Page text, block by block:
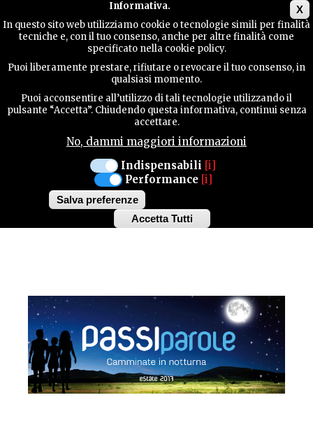
X
Informativa.
In questo sito web utilizziamo cookie o tecnologie simili per finalità
tecniche e, con il tuo consenso, anche per altre finalità come
specificato nella cookie policy.
Puoi liberamente prestare, rifiutare o revocare il tuo consenso, in
qualsiasi momento.
Puoi acconsentire all’utilizzo di tali tecnologie utilizzando il
pulsante “Accetta”. Chiudendo questa informativa, continui senza
accettare.
No, dammi maggiori informazioni
Indispensabili [i]
Performance [i]
Salva preferenze
Accetta Tutti
Withdraw
CONTATTI
MANIFESTAZIONI
TERRITORIO PROVINCIALE
DAL 10 GIUGNO AL 19 AGOSTO 2017
PASSIPAROLE -
CAMMINATE IN
NOTTURNA